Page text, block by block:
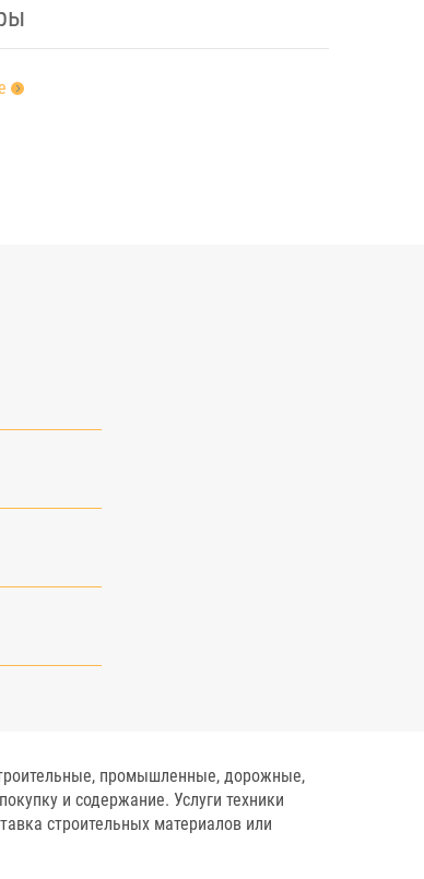
промышленные, дорожные,
и содержание. Услуги техники
строительных материалов или